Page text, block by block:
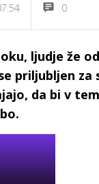
0
ljudje že
priljubljen za
da bi v